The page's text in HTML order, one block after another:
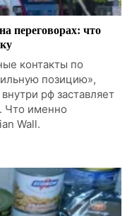
переговорах: что
контакты по
позицию»,
рф заставляет
Что именно
Wall.